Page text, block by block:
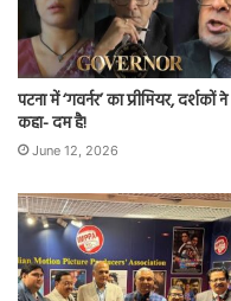
पटना में ‘गवर्नर’ का प्रीमियर, दर्शकों ने
कहा- दम है!
June 12, 2026